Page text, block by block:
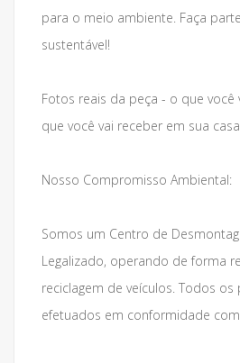
para o meio ambiente. Faça
sustentável!
Fotos reais da peça - o que você
que você vai receber em sua
Nosso Compromisso Ambiental:
Somos um Centro de
Legalizado, operando de forma
reciclagem de veículos. Todos os
efetuados em conformidade com